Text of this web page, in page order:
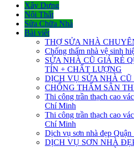
Xây Dựng
Nội Thất
Sửa Chữa Nhà
Bài viết
THỢ SỬA NHÀ
Chống thấm nhà vệ sinh
SỬA NHÀ CŨ GIÁ RẺ
TÍN + CHẤT LƯỢNG
DỊCH VỤ SỬA NHÀ
CHỐNG THẤM SÂN
Thi công trần thạch cao
Chí Minh
Thi công trần thạch cao
Chí Minh
Dịch vụ sơn nhà đẹp Quận
DỊCH VỤ SƠN NHÀ